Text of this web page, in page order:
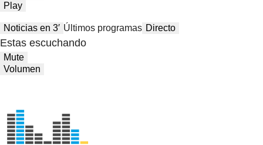
Play
Noticias en 3′ Últimos programas Directo
Estas escuchando
Mute
Volumen